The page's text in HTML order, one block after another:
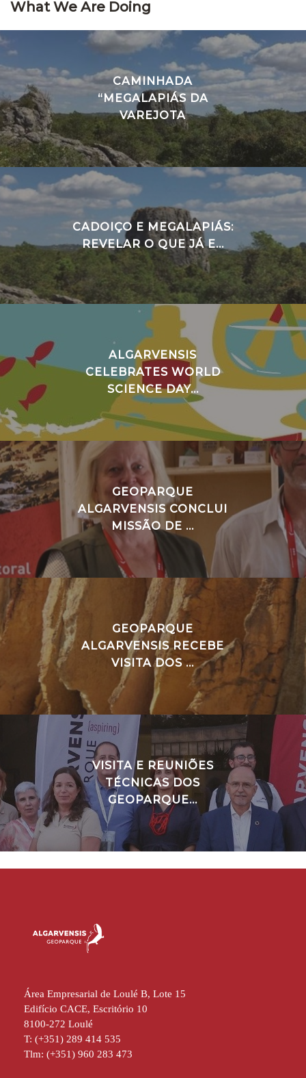
What We Are Doing
CAMINHADA
“MEGALAPIÁS DA
VAREJOTA
CADOIÇO E MEGALAPIÁS:
REVELAR O QUE JÁ E...
ALGARVENSIS
CELEBRATES WORLD
SCIENCE DAY...
GEOPARQUE
ALGARVENSIS CONCLUI
MISSÃO DE ...
GEOPARQUE
ALGARVENSIS RECEBE
VISITA DOS ...
VISITA E REUNIÕES
TÉCNICAS DOS
GEOPARQUE...
Área Empresarial de Loulé B, Lote 15
Edifício CACE, Escritório 10
8100-272 Loulé
T: (+351) 289 414 535
Tlm: (+351) 960 283 473